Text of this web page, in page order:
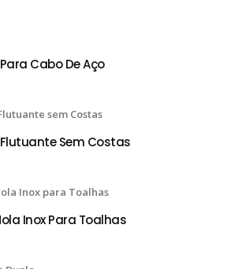
Cabo De Aço
Sem Costas
Inox Para Toalhas